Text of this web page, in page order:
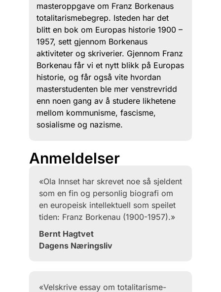
masteroppgave om Franz Borkenaus
totalitarismebegrep. Isteden har det
blitt en bok om Europas historie 1900 –
1957, sett gjennom Borkenaus
aktiviteter og skriverier. Gjennom Franz
Borkenau får vi et nytt blikk på Europas
historie, og får også vite hvordan
masterstudenten ble mer venstrevridd
enn noen gang av å studere likhetene
mellom kommunisme, fascisme,
sosialisme og nazisme.
Anmeldelser
«Ola Innset har skrevet noe så sjeldent
som en fin og personlig biografi om
en europeisk intellektuell som speilet
tiden: Franz Borkenau (1900-1957).»
Bernt Hagtvet
Dagens Næringsliv
«Velskrive essay om totalitarisme-